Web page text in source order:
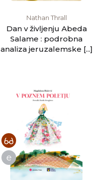
Nathan Thrall
Dan v življenju Abeda
Salame : podrobna
analiza jeruzalemske [...]
e